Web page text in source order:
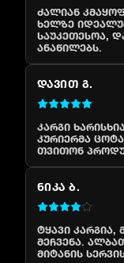
ძალიან
ხელზე
საუკეთესოა,
ანაწილებს.
ᲓᲐᲕᲘᲗ Გ.
კარგი
კურიერმა
თვითონ
ᲜᲘᲙᲐ Ბ.
ტყავი კარგია,
მეჩვენა.
მიტანის